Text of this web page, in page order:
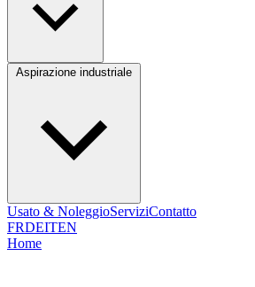
Usato & NoleggioServiziContatto
FRDEITEN
Home